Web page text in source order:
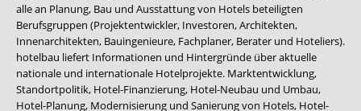
alle an Planung, Bau und Ausstattung von Hotels beteiligten
Berufsgruppen (Projektentwickler, Investoren, Architekten,
Innenarchitekten, Bauingenieure, Fachplaner, Berater und Hoteliers).
hotelbau liefert Informationen und Hintergründe über aktuelle
nationale und internationale Hotelprojekte. Marktentwicklung,
Standortpolitik, Hotel-Finanzierung, Hotel-Neubau und Umbau,
Hotel-Planung, Modernisierung und Sanierung von Hotels, Hotel-